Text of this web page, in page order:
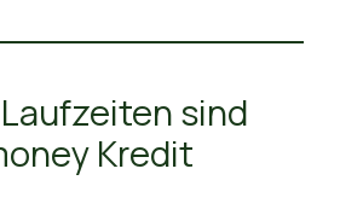
sind
Kredit